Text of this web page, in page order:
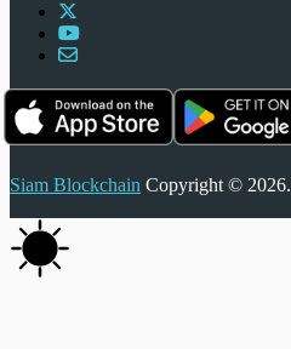
Siam Blockchain Copyright © 2026.